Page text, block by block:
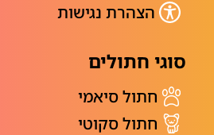
הצהרת נגישות
סוגי חתולים
חתול סיאמי
חתול סקוטי